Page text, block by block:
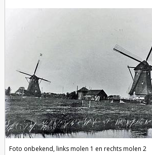
Foto onbekend, links molen 1 en rechts molen 2